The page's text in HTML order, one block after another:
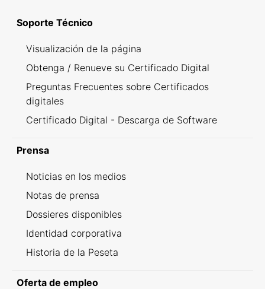
Soporte Técnico
Visualización de la página
Obtenga / Renueve su Certificado Digital
Preguntas Frecuentes sobre Certificados
digitales
Certificado Digital - Descarga de Software
Prensa
Noticias en los medios
Notas de prensa
Dossieres disponibles
Identidad corporativa
Historia de la Peseta
Oferta de empleo